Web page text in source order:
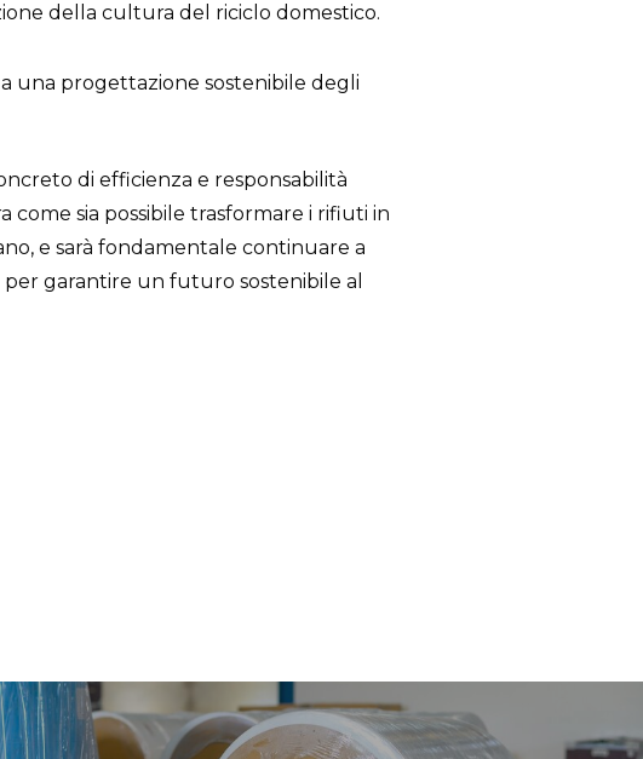
della cultura del riciclo domestico.
una progettazione sostenibile degli
di efficienza e responsabilità
come sia possibile trasformare i rifiuti in
e sarà fondamentale continuare a
garantire un futuro sostenibile al